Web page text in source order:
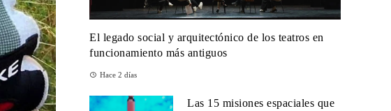
El legado social y arquitectónico de los teatros en
funcionamiento más antiguos
Hace 2 días
Las 15 misiones espaciales que